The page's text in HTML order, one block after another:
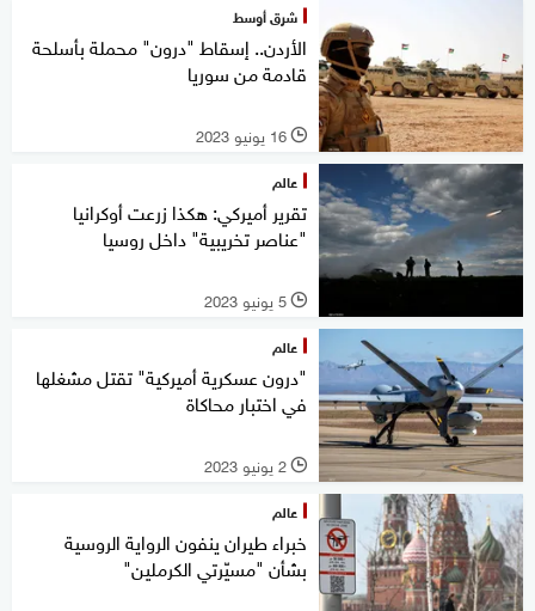
شرق أوسط
الأردن.. إسقاط "درون" محملة بأسلحة
قادمة من سوريا
l 16 يونيو 2023
عالم
تقرير أميركي: هكذا زرعت أوكرانيا
"عناصر تخريبية" داخل روسيا
l 5 يونيو 2023
عالم
"درون عسكرية أميركية" تقتل مشغلها
في اختبار محاكاة
l 2 يونيو 2023
عالم
خبراء طيران ينفون الرواية الروسية
بشأن "مسيّرتي الكرملين"